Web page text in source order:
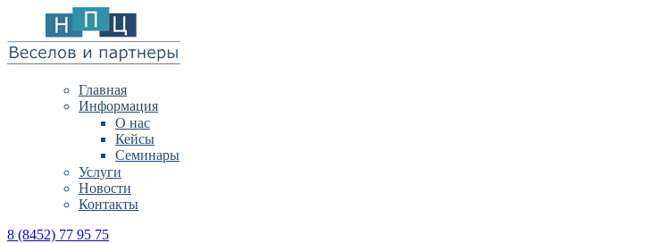
Главная
Информация
О нас
Кейсы
Семинары
Услуги
Новости
Контакты
8 (8452) 77 95 75